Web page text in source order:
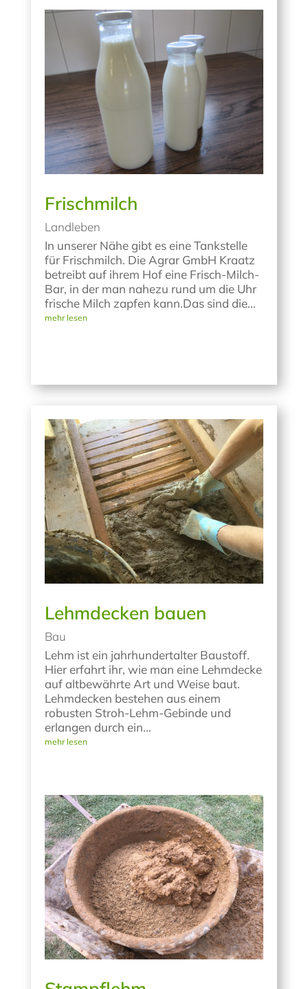
Frischmilch
Landleben
In unserer Nähe gibt es eine Tankstelle
für Frischmilch. Die Agrar GmbH Kraatz
betreibt auf ihrem Hof eine Frisch-Milch-
Bar, in der man nahezu rund um die Uhr
frische Milch zapfen kann.Das sind die...
mehr lesen
Lehmdecken bauen
Bau
Lehm ist ein jahrhundertalter Baustoff.
Hier erfahrt ihr, wie man eine Lehmdecke
auf altbewährte Art und Weise baut.
Lehmdecken bestehen aus einem
robusten Stroh-Lehm-Gebinde und
erlangen durch ein...
mehr lesen